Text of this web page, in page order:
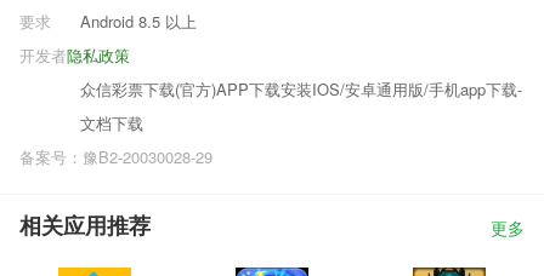
要求
Android 8.5 以上
隐私政策
开发者
众信彩票下载(官方)APP下载安装IOS/安卓通用版/手机app下载-
文档下载
备案号：豫B2-20030028-29
相关应用推荐 更多